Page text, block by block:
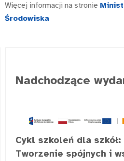
Więcej informacji na stronie
Środowiska
Nadchodzące
Cykl szkoleń dla szkół:
Tworzenie spójnych i